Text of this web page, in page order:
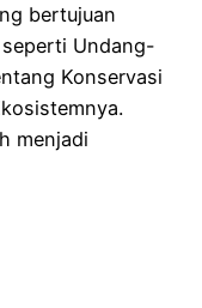
bertujuan
Undang-
Konservasi
menjadi